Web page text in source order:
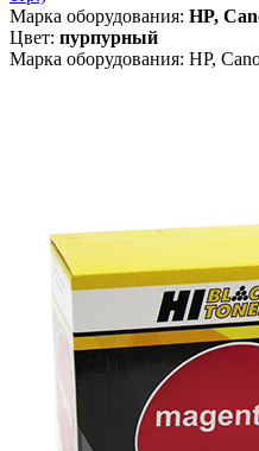
Марка оборудования: HP,
Цвет: пурпурный
Марка оборудования: HP,